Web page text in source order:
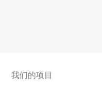
我们的项目